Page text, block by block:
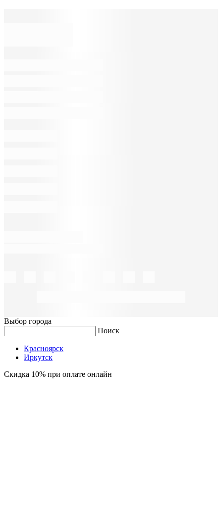
Выбор города
Поиск
Красноярск
Иркутск
Скидка 10% при оплате онлайн